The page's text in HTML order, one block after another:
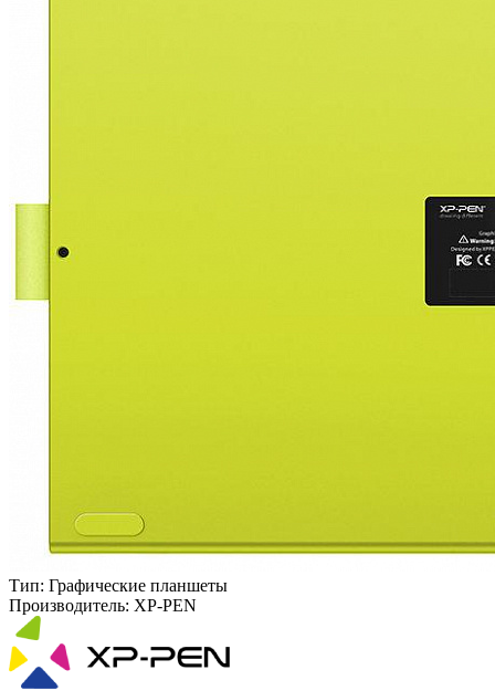
Тип: Графические планшеты
Производитель: XP-PEN